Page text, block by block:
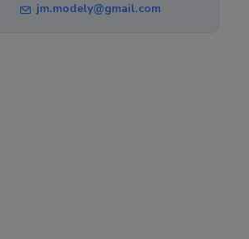
jm.modely@gmail.com